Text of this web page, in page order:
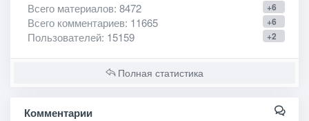
+6
Всего материалов: 8472
+6
Всего комментариев: 11665
+2
Пользователей: 15159
Полная статистика
Комментарии